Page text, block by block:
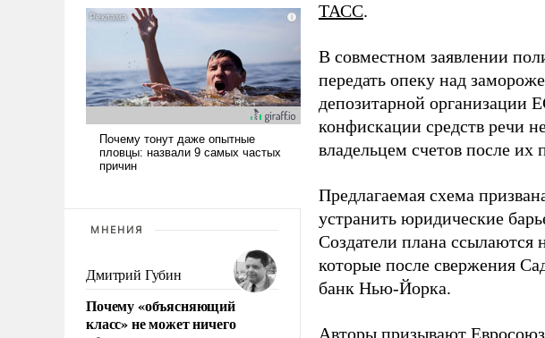
МНЕНИЯ
Дмитрий Губин
Почему «объясняющий
класс» не может ничего
ТАСС.
В совместном заявлении
передать опеку над
депозитарной организации
конфискации средств речи
владельцем счетов после их
Предлагаемая схема
устранить юридические
Создатели плана ссылаются
которые после свержения
банк Нью-Йорка.
Авторы призывают